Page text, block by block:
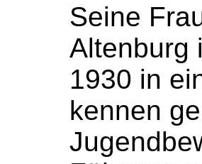
Seine
Altenburg
1930 in
kennen